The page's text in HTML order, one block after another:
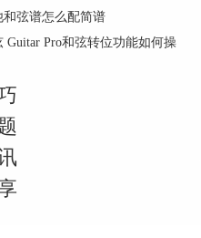
它是铜与锌构成的合
锌含量越高声音也会
弦谱怎么配简谱
Guitar Pro和弦转位功能如何操